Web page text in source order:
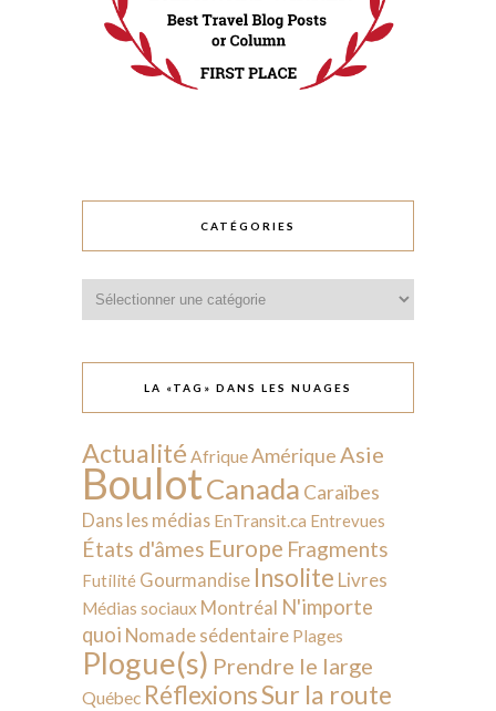
CATÉGORIES
LA «TAG» DANS LES NUAGES
Actualité AfriqueAmérique Asie
BoulotCanada Caraïbes
Dans les médias EnTransit.ca Entrevues
États d'âmes Europe Fragments
Futilité Gourmandise Insolite Livres
Médias sociaux Montréal N'importe
quoi Nomade sédentaire Plages
Plogue(s) Prendre le large
Québec RéflexionsSur la route